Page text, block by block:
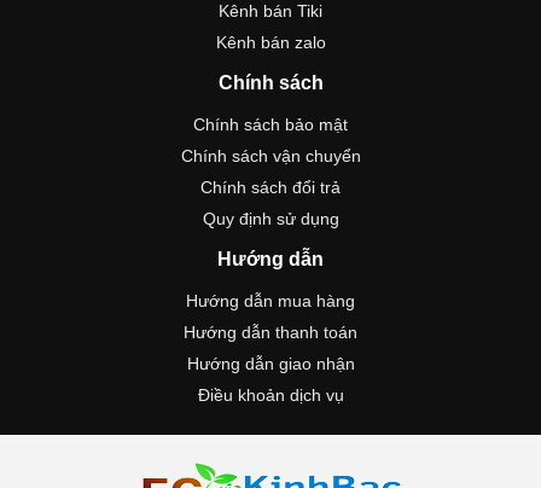
Kênh bán Tiki
Kênh bán zalo
Chính sách
Chính sách bảo mật
Chính sách vận chuyển
Chính sách đổi trả
Quy định sử dụng
Hướng dẫn
Hướng dẫn mua hàng
Hướng dẫn thanh toán
Hướng dẫn giao nhận
Điều khoản dịch vụ